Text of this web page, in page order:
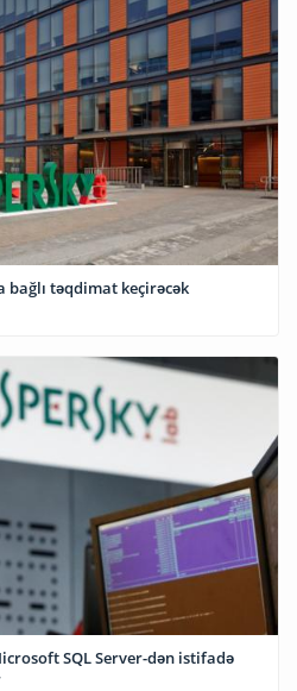
bağlı təqdimat keçirəcək
SQL Server-dən istifadə